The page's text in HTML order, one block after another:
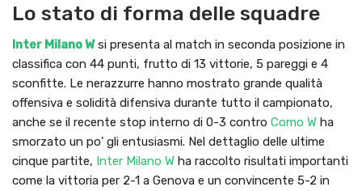
Lo stato di forma delle squadre
Inter Milano Wsi presenta al match in seconda posizione in
classifica con 44 punti, frutto di 13 vittorie, 5 pareggi e 4
sconfitte. Le nerazzurre hanno mostrato grande qualità
offensiva e solidità difensiva durante tutto il campionato,
anche se il recente stop interno di 0-3 contro Como W ha
smorzato un po’ gli entusiasmi. Nel dettaglio delle ultime
cinque partite, Inter Milano W ha raccolto risultati importanti
come la vittoria per 2-1 a Genova e un convincente 5-2 in